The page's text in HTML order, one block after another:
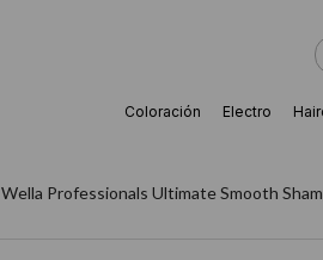
Coloración Electro
Wella Professionals Ultimate Smooth